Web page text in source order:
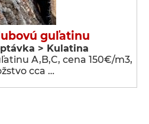
guľatinu
> Kulatina
A,B,C, cena 150€/m3,
cca …